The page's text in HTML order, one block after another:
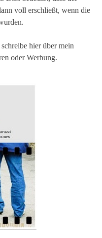
voll erschließt, wenn die
hier über mein
oder Werbung.